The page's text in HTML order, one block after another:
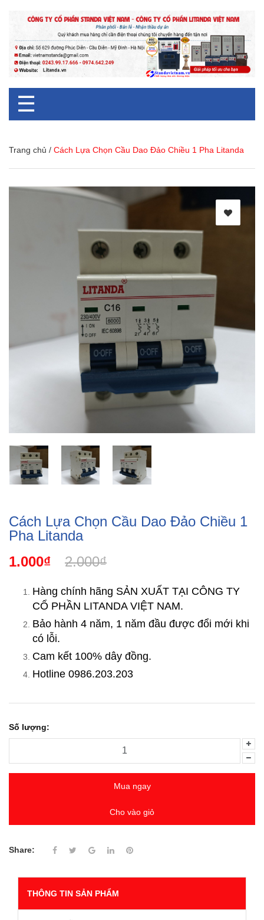
☰
Trang chủ / Cách Lựa Chọn Cầu Dao Đảo Chiều 1 Pha Litanda
Cách Lựa Chọn Cầu Dao Đảo Chiều 1
Pha Litanda
1.000₫
2.000₫
Hàng chính hãng SẢN XUẤT TẠI CÔNG TY
CỔ PHẦN LITANDA VIỆT NAM.
Bảo hành 4 năm, 1 năm đầu được đổi mới khi
có lỗi.
Cam kết 100% dây đồng.
Hotline 0986.203.203
Số lượng:
Mua ngay
Cho vào giỏ
Share:
THÔNG TIN SẢN PHẨM